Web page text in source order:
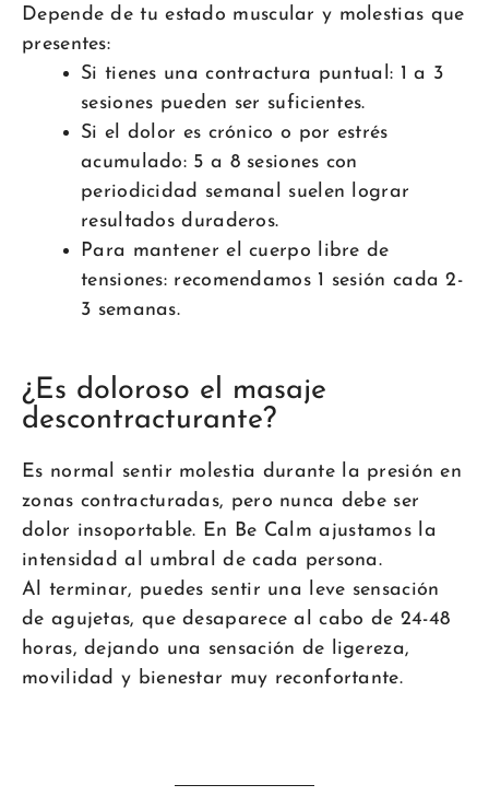
Depende de tu estado muscular y molestias que
presentes:
Si tienes una contractura puntual: 1 a 3
sesiones pueden ser suficientes.
Si el dolor es crónico o por estrés
acumulado: 5 a 8 sesiones con
periodicidad semanal suelen lograr
resultados duraderos.
Para mantener el cuerpo libre de
tensiones: recomendamos 1 sesión cada 2-
3 semanas.
¿Es doloroso el masaje
descontracturante?
Es normal sentir molestia durante la presión en
zonas contracturadas, pero nunca debe ser
dolor insoportable. En Be Calm ajustamos la
intensidad al umbral de cada persona.
Al terminar, puedes sentir una leve sensación
de agujetas, que desaparece al cabo de 24-48
horas, dejando una sensación de ligereza,
movilidad y bienestar muy reconfortante.